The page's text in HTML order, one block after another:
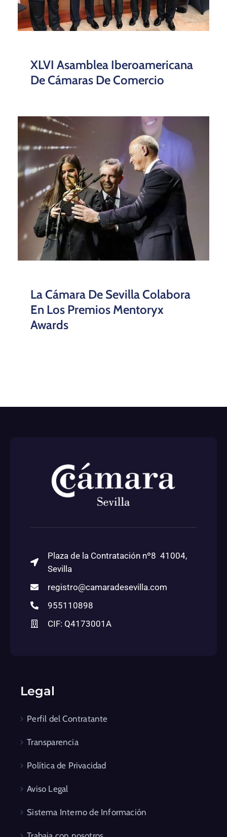
XLVI Asamblea Iberoamericana
De Cámaras De Comercio
La Cámara De Sevilla Colabora
En Los Premios Mentoryx
Awards
Plaza de la Contratación nº8 41004,
Sevilla
registro@camaradesevilla.com
955110898
CIF: Q4173001A
Legal
Perfil del Contratante
Transparencia
Política de Privacidad
Aviso Legal
Sistema Interno de Información